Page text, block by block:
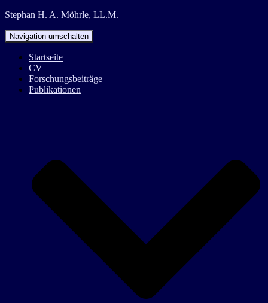
Stephan H. A. Möhrle, LL.M.
Navigation umschalten
Startseite
CV
Forschungsbeiträge
Publikationen